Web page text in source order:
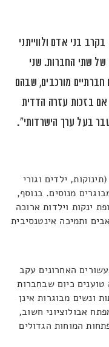
בני אדם ולווייתני
של שתי החברות. שני
חברתיים מורכבים, שבהם
אם בזכות עזרה הדדית
בעל ערך הישרדותי".
ילדים וגורי
מנוסים. בנוסף,
ינקות וילדות ארוכה
ותמיכה אינטנסיבית
האחרונים עקב
כיום שבחברות
ונשים מבוגרות אינן
אבולוציוני חשוב,
המוחות הגדולים